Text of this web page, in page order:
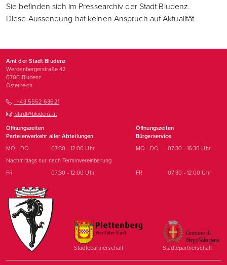
Sie befinden sich im Pressearchiv der Stadt Bludenz.
Diese Aussendung hat keinen Anspruch auf Aktualität.
Amt der Stadt Bludenz
Werdenbergerstraße 42
6700 Bludenz
Österreich
+43 5552 63621
stadt@bludenz.at
Öffnungszeiten
Parteienverkehr aller Abteilungen
Öffnungszeiten
Bürgerservice
MO - DO 07:30 - 12:00 Uhr MO - DO
07:30 - 16:30 Uhr
Nachmittags nur nach Terminvereinbarung
FR
07:30 - 12:00 Uhr FR 07:30 - 12:00 Uhr
Städtepartnerschaft Städtepartnerschaft